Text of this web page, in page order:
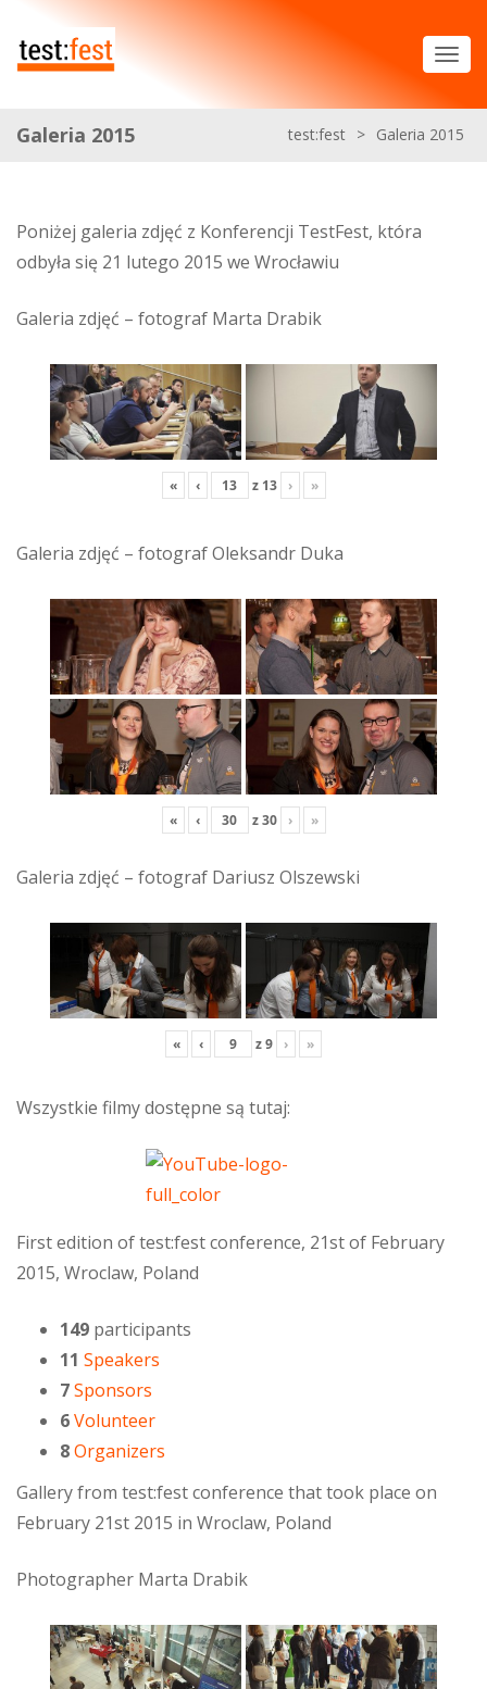
Galeria 2015 test:fest > Galeria 2015
Poniżej galeria zdjęć z Konferencji TestFest, która
odbyła się 21 lutego 2015 we Wrocławiu
Galeria zdjęć – fotograf Marta Drabik
« ‹ z 13 › »
Galeria zdjęć – fotograf Oleksandr Duka
« ‹ z30 › »
Galeria zdjęć – fotograf Dariusz Olszewski
« ‹ z9 › »
Wszystkie filmy dostępne są tutaj:
First edition of test:fest conference, 21st of February
2015, Wroclaw, Poland
149 participants
11 Speakers
7Sponsors
6Volunteer
8Organizers
Gallery from test:fest conference that took place on
February 21st 2015 in Wroclaw, Poland
Photographer Marta Drabik